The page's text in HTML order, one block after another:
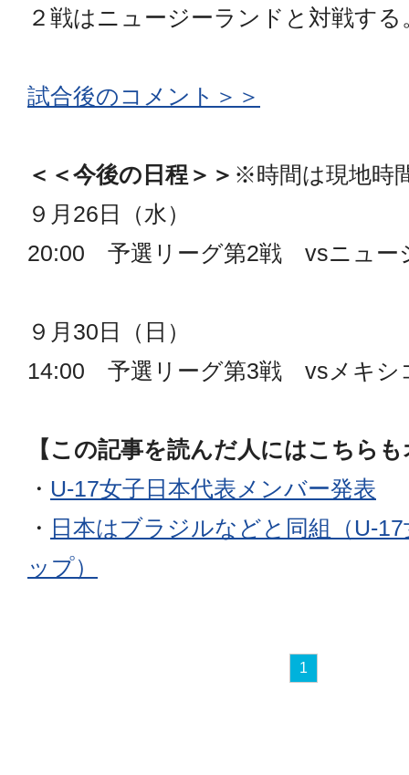
２戦はニュージーランドと対戦する
試合後のコメント＞＞
＜＜今後の日程＞＞ ※時間は現地時
９月26日（水）
20:00 予選リーグ第2戦 vsニュー
９月30日（日）
14:00 予選リーグ第3戦 vsメキシ
【この記事を読んだ人にはこちら
・ U-17女子日本代表メンバー発表
・ 日本はブラジルなどと同組（U-
ップ）
1